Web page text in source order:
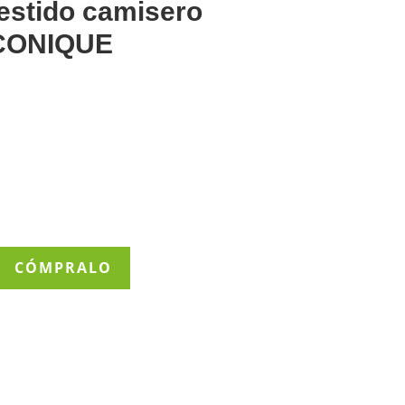
camisero
CÓMPRALO